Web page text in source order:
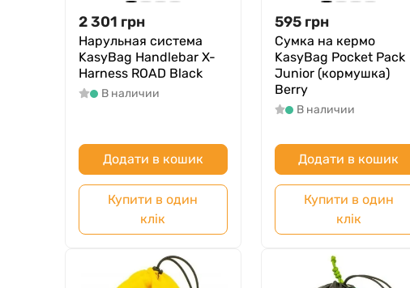
2 301 грн
Нарульная система
KasyBag Handlebar X-
Harness ROAD Black
В наличии
Додати в кошик
Купити в один
клік
595 грн
Сумка на кермо
KasyBag Pocket Pack
Junior (кормушка)
Berry
В наличии
Додати в кошик
Купити в один
клік